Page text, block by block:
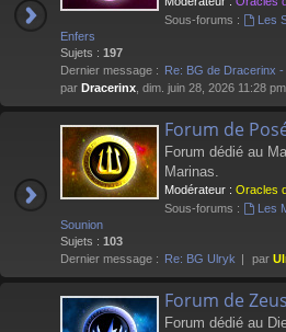
Sous-forums :
Les
Enfers
Sujets : 197
Dernier message : Re: BG de Dracerinx -
par Dracerinx , dim. juin 28, 2026 11:28 pm
Forum de
Forum dédié au
Marinas.
Modérateur : Oracles
Sous-forums :
Les
Sounion
Sujets : 103
Dernier message : Re: BG Ulryk par
Forum de Zeus
Forum dédié au